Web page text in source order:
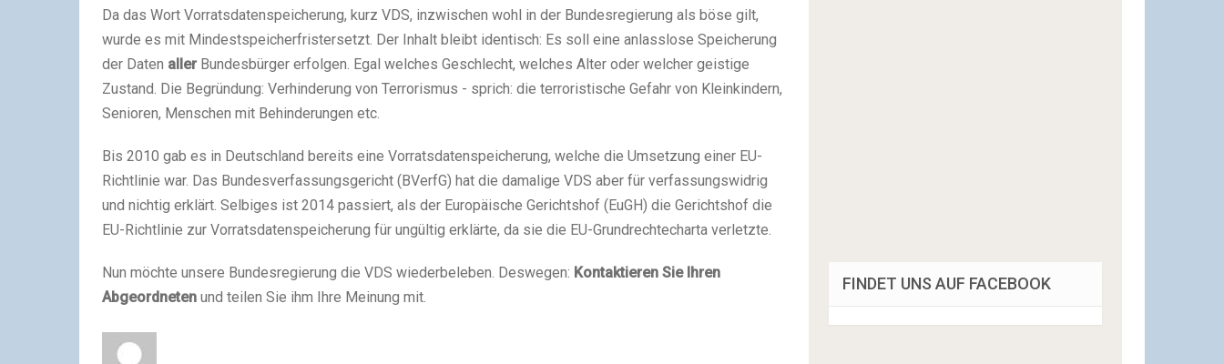
Da das Wort Vorratsdatenspeicherung, kurz VDS, inzwischen wohl in der Bundesregierung als böse gilt,
wurde es mit Mindestspeicherfristersetzt. Der Inhalt bleibt identisch: Es soll eine anlasslose Speicherung
der Daten aller Bundesbürger erfolgen. Egal welches Geschlecht, welches Alter oder welcher geistige
Zustand. Die Begründung: Verhinderung von Terrorismus - sprich: die terroristische Gefahr von Kleinkindern,
Senioren, Menschen mit Behinderungen etc.
Bis 2010 gab es in Deutschland bereits eine Vorratsdatenspeicherung, welche die Umsetzung einer EU-
Richtlinie war. Das Bundesverfassungsgericht (BVerfG) hat die damalige VDS aber für verfassungswidrig
und nichtig erklärt. Selbiges ist 2014 passiert, als der Europäische Gerichtshof (EuGH) die Gerichtshof die
EU-Richtlinie zur Vorratsdatenspeicherung für ungültig erklärte, da sie die EU-Grundrechtecharta verletzte.
Nun möchte unsere Bundesregierung die VDS wiederbeleben. Deswegen: Kontaktieren Sie Ihren
Abgeordneten und teilen Sie ihm Ihre Meinung mit.
FINDET UNS AUF FACEBOOK